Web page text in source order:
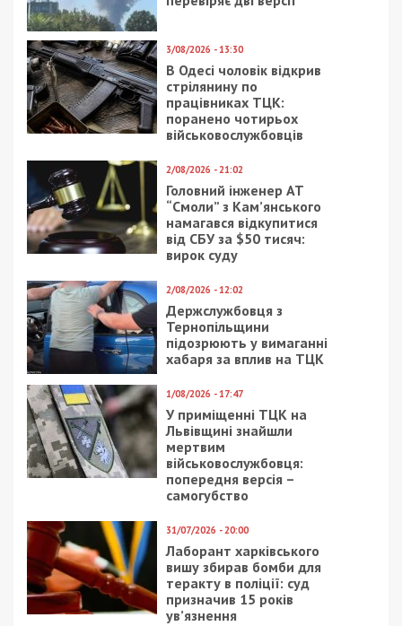
3/08/2026 - 13:30
В Одесі чоловік відкрив
стрілянину по
працівниках ТЦК:
поранено чотирьох
військовослужбовців
2/08/2026 - 21:02
Головний інженер АТ
“Смоли” з Кам’янського
намагався відкупитися
від СБУ за $50 тисяч:
вирок суду
2/08/2026 - 12:02
Держслужбовця з
Тернопільщини
підозрюють у вимаганні
хабаря за вплив на ТЦК
1/08/2026 - 17:47
У приміщенні ТЦК на
Львівщині знайшли
мертвим
військовослужбовця:
попередня версія –
самогубство
31/07/2026 - 20:00
Лаборант харківського
вишу збирав бомби для
теракту в поліції: суд
призначив 15 років
ув’язнення